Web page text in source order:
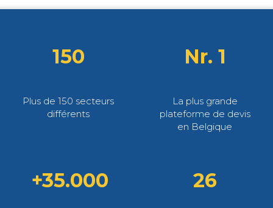
150
Plus de 150 secteurs
différents
Nr. 1
La plus grande
plateforme de devis
en Belgique
+35.000 26